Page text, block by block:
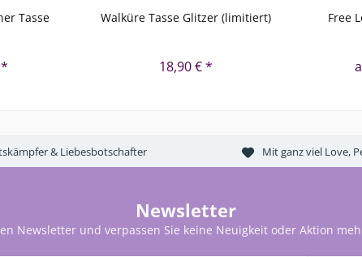
Tasse Walküre Tasse Glitzer (limitiert)
18,90 € *
Free
& Liebesbotschafter Mit ganz viel Love,
Newsletter
Newsletter und verpassen Sie keine Neuigkeit oder Aktion